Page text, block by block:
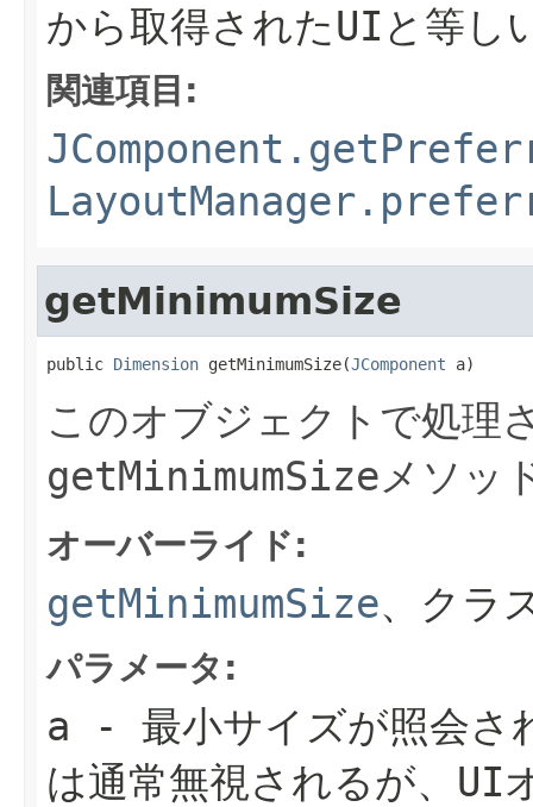
から取得されたUIと等し
関連項目:
getMinimumSize
public Dimension getMinimumSize(JComponent a)
このオブジェクトで処理
getMinimumSizeメソッ
オーバーライド:
getMinimumSize、クラ
パラメータ:
a - 最小サイズが照会さ
は通常無視されるが、UI